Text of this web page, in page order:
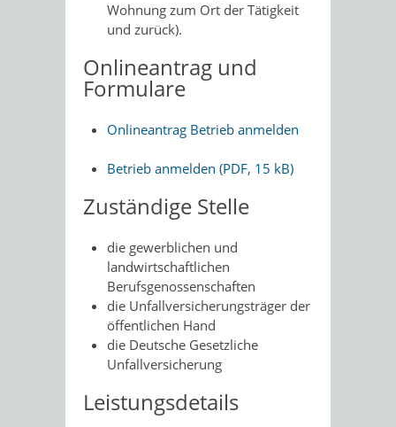
Wohnung zum Ort der Tätigkeit
und zurück).
Onlineantrag und
Formulare
Onlineantrag Betrieb anmelden
Betrieb anmelden (PDF, 15 kB)
Zuständige Stelle
die gewerblichen und
landwirtschaftlichen
Berufsgenossenschaften
die Unfallversicherungsträger der
öffentlichen Hand
die Deutsche Gesetzliche
Unfallversicherung
Leistungsdetails